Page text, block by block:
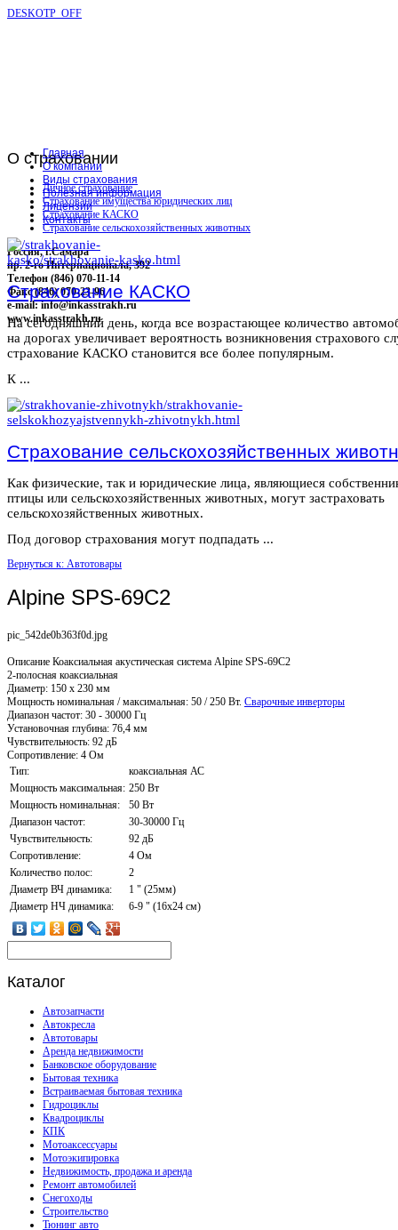
DESKOTP_OFF
О страховании
Личное страхование
Страхование имущества юридических лиц
Страхование КАСКО
Страхование сельскохозяйственных животных
Россия, г.Самара
пр. 2-го Интернационала, 392
Телефон (846) 070-11-14
Факс (846) 070-23-96
e-mail: info@inkasstrakh.ru
www.inkasstrakh.ru
Главная
О компании
Виды страхования
Полезная информация
Лицензии
Контакты
Страхование КАСКО
На сегодняшний день, когда все возрастающее количество
на дорогах увеличивает вероятность возникновения страхового
страхование КАСКО становится все более популярным.
К ...
Страхование сельскохозяйственных
Как физические, так и юридические лица, являющиеся
птицы или сельскохозяйственных животных, могут застраховать
сельскохозяйственных животных.
Под договор страхования могут подпадать ...
Вернуться к: Автотовары
Alpine SPS-69C2
pic_542de0b363f0d.jpg
Описание Коаксиальная акустическая система Alpine SPS-69C2
2-полосная коаксиальная
Диаметр: 150 х 230 мм
Мощность номинальная / максимальная: 50 / 250 Вт. Сварочные инверторы
Диапазон частот: 30 - 30000 Гц
Установочная глубина: 76,4 мм
Чувствительность: 92 дБ
Сопротивление: 4 Ом
Тип:
коаксиальная АС
Мощность максимальная: 250 Вт
Мощность номинальная:
50 Вт
Диапазон частот:
30-30000 Гц
Чувствительность:
92 дБ
Сопротивление:
4 Ом
Количество полос:
2
Диаметр ВЧ динамика:
1 " (25мм)
Диаметр НЧ динамика:
6-9 " (16x24 см)
Каталог
Автозапчасти
Автокресла
Автотовары
Аренда недвижимости
Банковское оборудование
Бытовая техника
Встраиваемая бытовая техника
Гидроциклы
Квадроциклы
КПК
Мотоаксессуары
Мотоэкипировка
Недвижимость, продажа и аренда
Ремонт автомобилей
Снегоходы
Строительство
Тюнинг авто